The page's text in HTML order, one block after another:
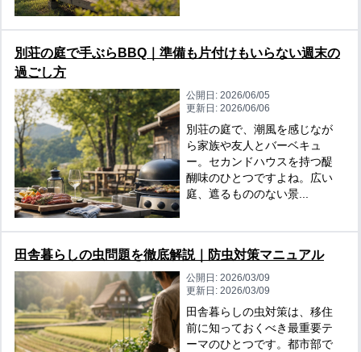
別荘の庭で手ぶらBBQ｜準備も片付けもいらない週末の
過ごし方
公開日: 2026/06/05
更新日: 2026/06/06
別荘の庭で、潮風を感じなが
ら家族や友人とバーベキュ
ー。セカンドハウスを持つ醍
醐味のひとつですよね。広い
庭、遮るもののない景...
田舎暮らしの虫問題を徹底解説｜防虫対策マニュアル
公開日: 2026/03/09
更新日: 2026/03/09
田舎暮らしの虫対策は、移住
前に知っておくべき最重要テ
ーマのひとつです。都市部で